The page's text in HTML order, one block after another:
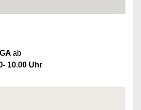
ab
10.00 Uhr